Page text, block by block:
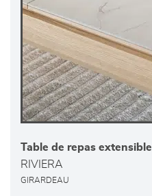
Table de repas extensible
RIVIERA
GIRARDEAU